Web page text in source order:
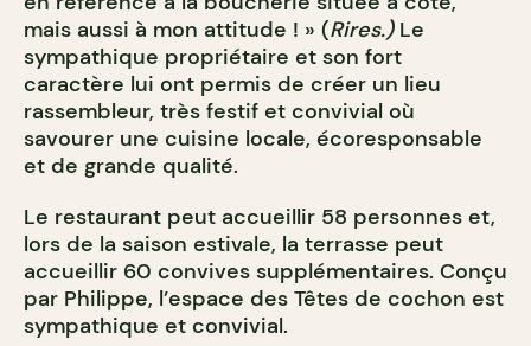
mais aussi à mon attitude ! » (Rires.)Le
sympathique propriétaire et son fort
caractère lui ont permis de créer un lieu
rassembleur, très festif et convivial où
savourer une cuisine locale, écoresponsable
et de grande qualité.
Le restaurant peut accueillir 58 personnes et,
lors de la saison estivale, la terrasse peut
accueillir 60 convives supplémentaires. Conçu
par Philippe, l’espace des Têtes de cochon est
sympathique et convivial.